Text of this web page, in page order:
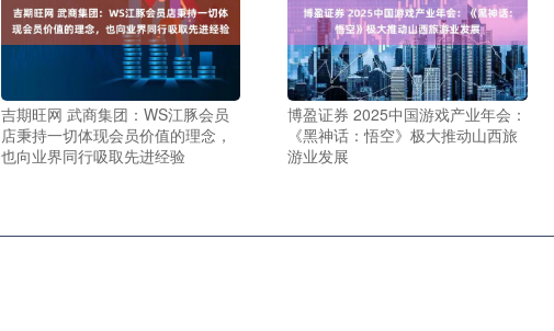
吉期旺网 武商集团：WS江豚会员
店秉持一切体现会员价值的理念，
也向业界同行吸取先进经验
博盈证券 2025中国游戏产业年会：
《黑神话：悟空》极大推动山西旅
游业发展